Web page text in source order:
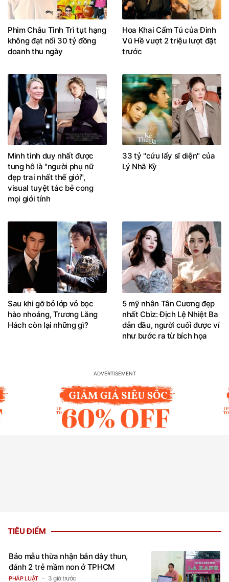
Phim Châu Tinh Trì tụt hạng
không đạt nổi 30 tỷ đồng
doanh thu ngày
Hoa Khai Cẩm Tú của Đinh
Vũ Hề vượt 2 triệu lượt đặt
trước
Minh tinh duy nhất được
tung hô là "người phụ nữ
đẹp trai nhất thế giới",
visual tuyệt tác bẻ cong
mọi giới tính
33 tỷ "cứu lấy sĩ diện" của
Lý Nhã Kỳ
Sau khi gỡ bỏ lớp vỏ bọc
hào nhoáng, Trương Lăng
Hách còn lại những gì?
5 mỹ nhân Tân Cương đẹp
nhất Cbiz: Địch Lệ Nhiệt Ba
dẫn đầu, người cuối được ví
như bước ra từ bích họa
TIÊU ĐIỂM
Bảo mẫu thừa nhận bắn dây thun,
đánh 2 trẻ mầm non ở TPHCM
PHÁP LUẬT 3 giờ trước